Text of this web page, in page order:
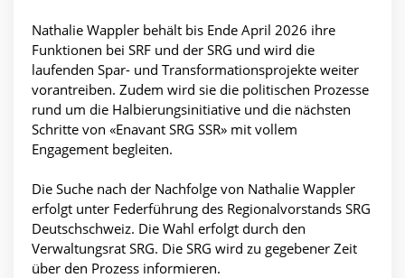
Nathalie Wappler behält bis Ende April 2026 ihre
Funktionen bei SRF und der SRG und wird die
laufenden Spar- und Transformationsprojekte weiter
vorantreiben. Zudem wird sie die politischen Prozesse
rund um die Halbierungsinitiative und die nächsten
Schritte von «Enavant SRG SSR» mit vollem
Engagement begleiten.
Die Suche nach der Nachfolge von Nathalie Wappler
erfolgt unter Federführung des Regionalvorstands SRG
Deutschschweiz. Die Wahl erfolgt durch den
Verwaltungsrat SRG. Die SRG wird zu gegebener Zeit
über den Prozess informieren.